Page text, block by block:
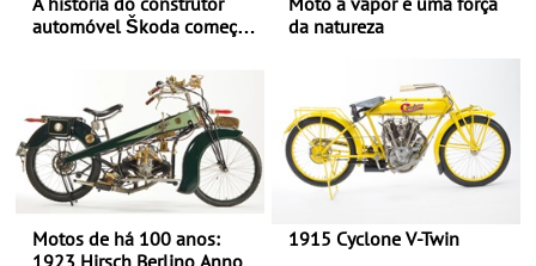
automóvel Škoda começou
da natureza
Motos de há 100 anos:
1915 Cyclone V-Twin